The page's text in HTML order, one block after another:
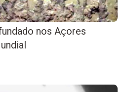
nos Açores